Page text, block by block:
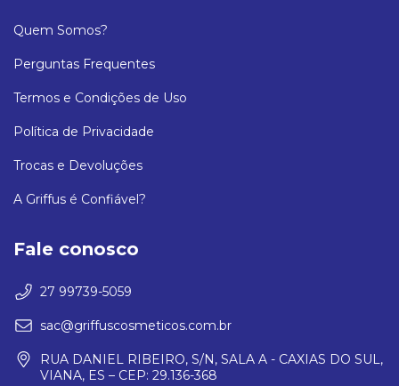
Quem Somos?
Perguntas Frequentes
Termos e Condições de Uso
Política de Privacidade
Trocas e Devoluções
A Griffus é Confiável?
Fale conosco
27 99739-5059
sac@griffuscosmeticos.com.br
RUA DANIEL RIBEIRO, S/N, SALA A - CAXIAS DO SUL,
VIANA, ES – CEP: 29.136-368